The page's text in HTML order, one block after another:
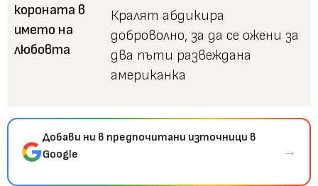
Кралят абдикира
доброволно, за да се ожени за
два пъти развеждана
американка
Добави ни в предпочитани източници в
Google
→